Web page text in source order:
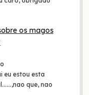
os magos
eu estou esta
que, nao